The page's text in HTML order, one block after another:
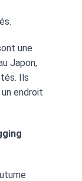
une
Japon,
Ils
endroit